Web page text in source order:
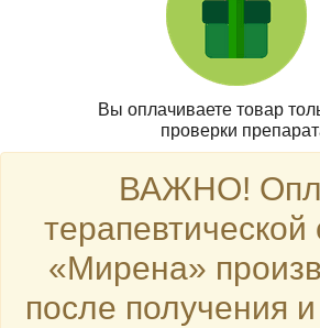
Вы оплачиваете товар
проверки
ВАЖНО!
«Мирена»
после получения